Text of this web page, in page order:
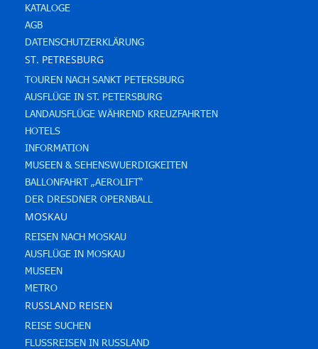
KATALOGE
AGB
DATENSCHUTZERKLÄRUNG
ST. PETRESBURG
TOUREN NACH SANKT PETERSBURG
AUSFLÜGE IN ST. PETERSBURG
LANDAUSFLÜGE WÄHREND KREUZFAHRTEN
HOTELS
INFORMATION
MUSEEN & SEHENSWUERDIGKEITEN
BALLONFAHRT „AEROLIFT“
DER DRESDNER OPERNBALL
MOSKAU
REISEN NACH MOSKAU
AUSFLÜGE IN MOSKAU
MUSEEN
METRO
RUSSLAND REISEN
REISE SUCHEN
FLUSSREISEN IN RUSSLAND